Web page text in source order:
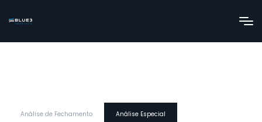
Análise de Fechamento Análise Especial